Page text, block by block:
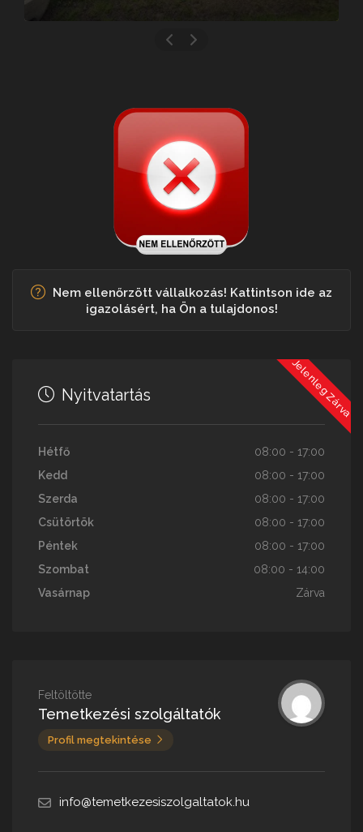
Nem ellenőrzött vállalkozás! Kattintson ide az
igazolásért, ha Ön a tulajdonos!
Jelenleg Zárva
Nyitvatartás
Hétfő
08:00 - 17:00
Kedd
08:00 - 17:00
Szerda
08:00 - 17:00
Csütörtök
08:00 - 17:00
Péntek
08:00 - 17:00
Szombat
08:00 - 14:00
Vasárnap
Zárva
Feltöltötte
Temetkezési szolgáltatók
Profil megtekintése
info@temetkezesiszolgaltatok.hu